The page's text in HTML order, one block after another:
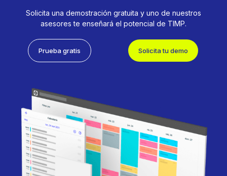
Solicita una demostración gratuita y uno de nuestros
asesores te enseñará el potencial de TIMP.
Prueba gratis Solicita tu demo